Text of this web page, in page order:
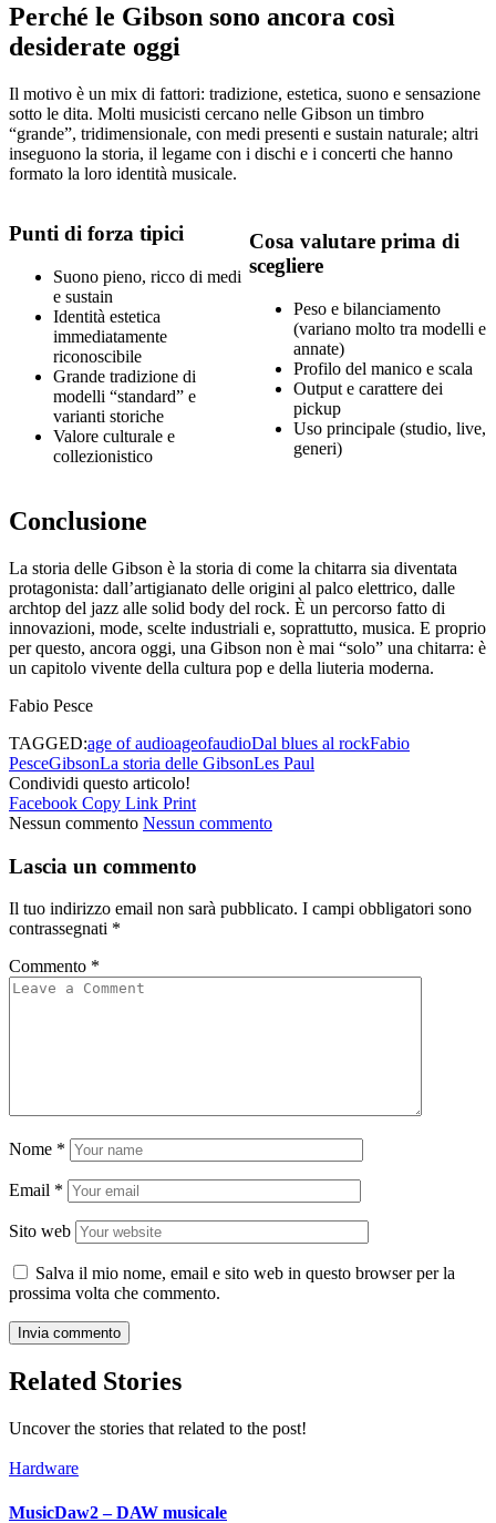
Perché le Gibson sono ancora così
desiderate oggi
Il motivo è un mix di fattori: tradizione, estetica, suono e sensazione
sotto le dita. Molti musicisti cercano nelle Gibson un timbro
“grande”, tridimensionale, con medi presenti e sustain naturale; altri
inseguono la storia, il legame con i dischi e i concerti che hanno
formato la loro identità musicale.
Punti di forza tipici
Suono pieno, ricco di medi
e sustain
Identità estetica
immediatamente
riconoscibile
Grande tradizione di
modelli “standard” e
varianti storiche
Valore culturale e
collezionistico
Cosa valutare prima di
scegliere
Peso e bilanciamento
(variano molto tra modelli e
annate)
Profilo del manico e scala
Output e carattere dei
pickup
Uso principale (studio, live,
generi)
Conclusione
La storia delle Gibson è la storia di come la chitarra sia diventata
protagonista: dall’artigianato delle origini al palco elettrico, dalle
archtop del jazz alle solid body del rock. È un percorso fatto di
innovazioni, mode, scelte industriali e, soprattutto, musica. E proprio
per questo, ancora oggi, una Gibson non è mai “solo” una chitarra: è
un capitolo vivente della cultura pop e della liuteria moderna.
Fabio Pesce
TAGGED:age of audioageofaudioDal blues al rockFabio
PesceGibsonLa storia delle GibsonLes Paul
Condividi questo articolo!
Facebook Copy Link Print
Nessun commento Nessun commento
Lascia un commento
Il tuo indirizzo email non sarà pubblicato. I campi obbligatori sono
contrassegnati *
Commento *
Nome *
Email *
Sito web
Salva il mio nome, email e sito web in questo browser per la
prossima volta che commento.
Related Stories
Uncover the stories that related to the post!
Hardware
MusicDaw2 – DAW musicale